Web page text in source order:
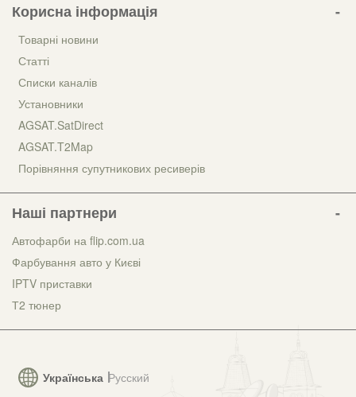
Українська Русский
Корисна інформація
Товарні новини
Статті
Списки каналів
Установники
AGSAT.SatDirect
AGSAT.T2Map
Порівняння супутникових ресиверів
Наші партнери
Автофарби на flip.com.ua
Фарбування авто у Києві
IPTV приставки
Т2 тюнер